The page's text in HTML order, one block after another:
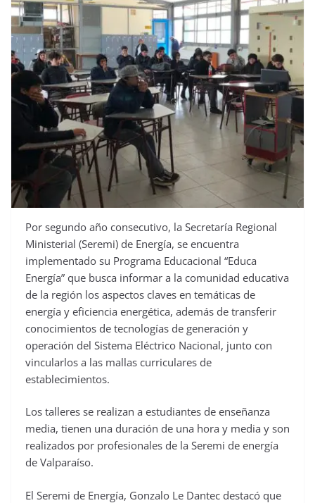
Por segundo año consecutivo, la Secretaría Regional
Ministerial (Seremi) de Energía, se encuentra
implementado su Programa Educacional “Educa
Energía” que busca informar a la comunidad educativa
de la región los aspectos claves en temáticas de
energía y eficiencia energética, además de transferir
conocimientos de tecnologías de generación y
operación del Sistema Eléctrico Nacional, junto con
vincularlos a las mallas curriculares de
establecimientos.
Los talleres se realizan a estudiantes de enseñanza
media, tienen una duración de una hora y media y son
realizados por profesionales de la Seremi de energía
de Valparaíso.
El Seremi de Energía, Gonzalo Le Dantec destacó que